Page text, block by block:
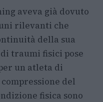
aveva già dovuto
rilevanti che
della sua
traumi fisici pose
un atleta di
del
fisica sono